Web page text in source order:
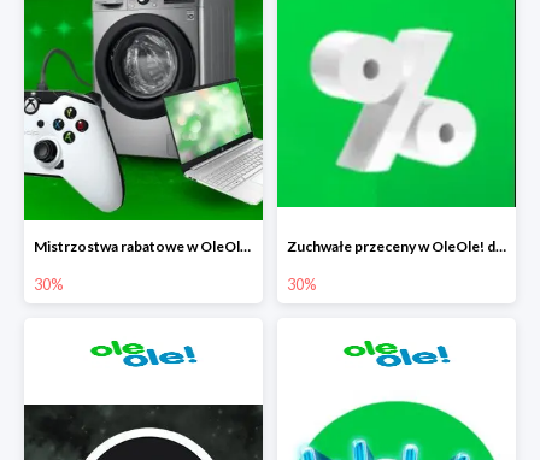
Mistrzostwa rabatowe w OleOle! do -30%
30%
Zuchwałe przeceny w OleOle! do -30%
30%